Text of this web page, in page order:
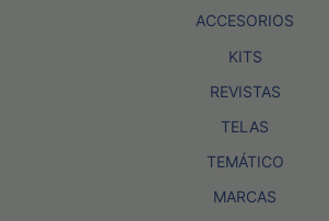
ACCESORIOS
KITS
REVISTAS
TELAS
TEMÁTICO
MARCAS